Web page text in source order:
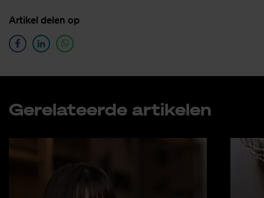
Ar­ti­kel de­len op
Ge­re­la­teer­de ar­ti­ke­len